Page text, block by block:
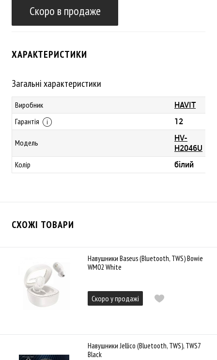
Скоро в продаже
ХАРАКТЕРИСТИКИ
Загальні характеристики
Виробник HAVIT
Гарантія 12
Модель
HV-
H2046U
Колір білий
СХОЖІ ТОВАРИ
Навушники Baseus (Bluetooth, TWS) Bowie
WM02 White
Скоро у продажі
Навушники Jellico (Bluetooth, TWS), TWS7
Black